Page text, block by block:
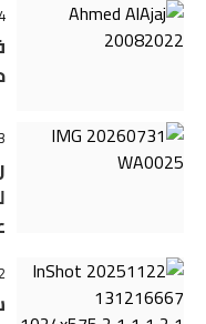
4 أغسطس 2026 - 16:07
3 أغسطس
2 أغسطس 2026 - 18:42